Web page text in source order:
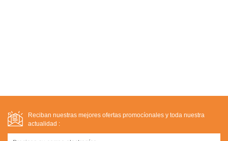
Reciban nuestras mejores ofertas promocíonales y toda nuestra
actualidad :